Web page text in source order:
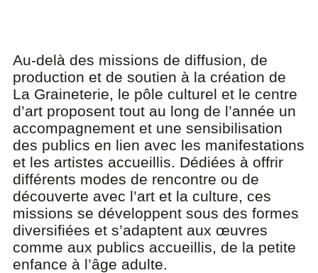
Au-delà des missions de diffusion, de
production et de soutien à la création de
La Graineterie, le pôle culturel et le centre
d’art proposent tout au long de l’année un
accompagnement et une sensibilisation
des publics en lien avec les manifestations
et les artistes accueillis. Dédiées à offrir
différents modes de rencontre ou de
découverte avec l’art et la culture, ces
missions se développent sous des formes
diversifiées et s’adaptent aux œuvres
comme aux publics accueillis, de la petite
enfance à l’âge adulte.